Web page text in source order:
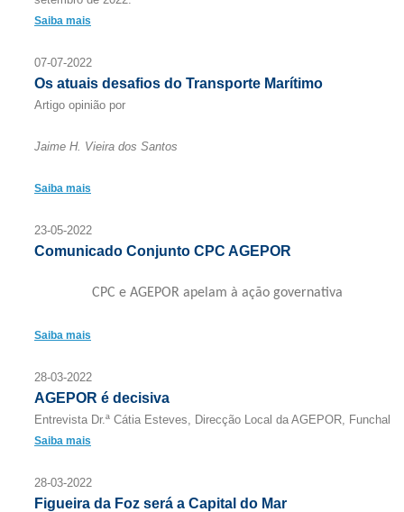
Saiba mais
07-07-2022
Os atuais desafios do Transporte Marítimo
Artigo opinião por
Jaime H. Vieira dos Santos
Saiba mais
23-05-2022
Comunicado Conjunto CPC AGEPOR
CPC e AGEPOR apelam à ação governativa
Saiba mais
28-03-2022
AGEPOR é decisiva
Entrevista Dr.ª Cátia Esteves, Direcção Local da AGEPOR, Funchal
Saiba mais
28-03-2022
Figueira da Foz será a Capital do Mar